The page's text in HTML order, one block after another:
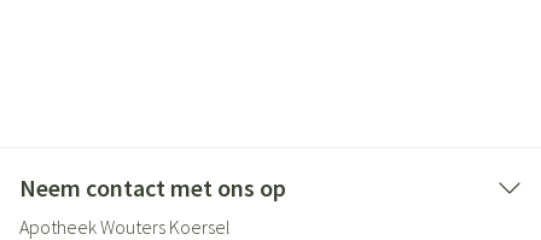
Neem contact met ons op
Apotheek Wouters Koersel